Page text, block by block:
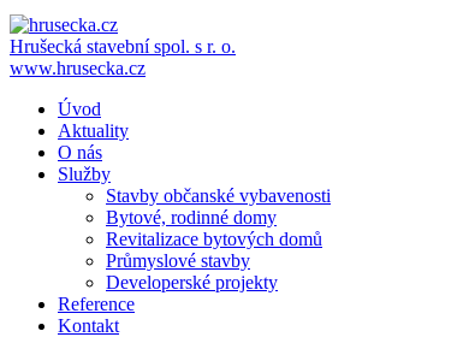
Hrušecká stavební spol. s r. o.
www.hrusecka.cz
Úvod
Aktuality
O nás
Služby
Stavby občanské vybavenosti
Bytové, rodinné domy
Revitalizace bytových domů
Průmyslové stavby
Developerské projekty
Reference
Kontakt